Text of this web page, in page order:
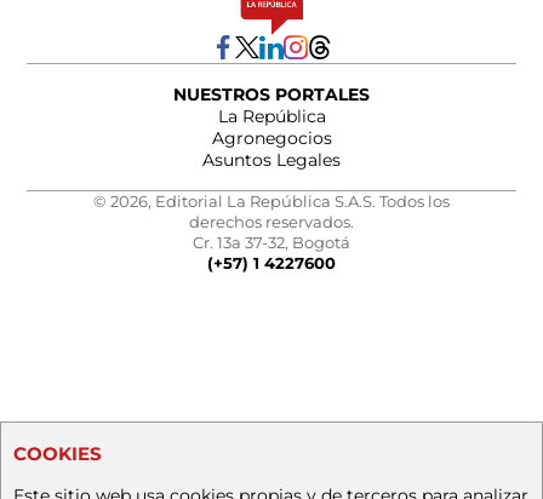
NUESTROS PORTALES
La República
Agronegocios
Asuntos Legales
© 2026, Editorial La República S.A.S. Todos los
derechos reservados.
Cr. 13a 37-32, Bogotá
(+57) 1 4227600
COOKIES